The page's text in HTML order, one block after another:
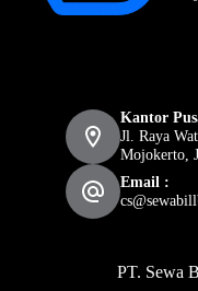
Kantor
Jl. Raya
Mojokerto,
Email :
PT. Sewa